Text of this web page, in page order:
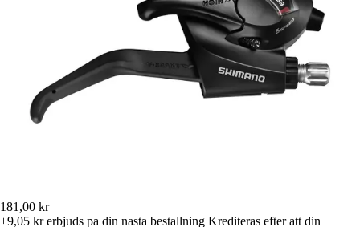
181,00 kr
+9,05 krerbjuds pa din nasta bestallning Krediteras efter att din